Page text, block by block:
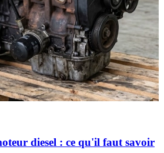
diesel : ce qu'il faut savoir